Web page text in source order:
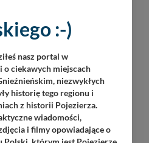
:-)
nasz portal w
ciekawych miejscach
niezwykłych
historię tego regionu i
z historii Pojezierza.
wiadomości,
i filmy opowiadające o